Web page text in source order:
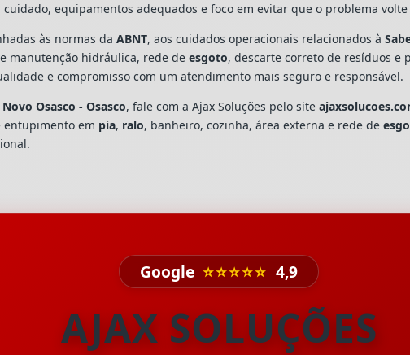
equipamentos adequados e foco em evitar que o problema
às normas daABNT, aos cuidados operacionais relacionados à
manutenção hidráulica, rede deesgoto, descarte correto de resíduos e
e compromisso com um atendimento mais seguro e responsável.
Osasco - Osasco, fale com a Ajax Soluções pelo site
entupimento em pia, ralo, banheiro, cozinha, área externa e rede de
Google ⭐⭐⭐⭐⭐ 4,9
AJAX SOLUÇÕES